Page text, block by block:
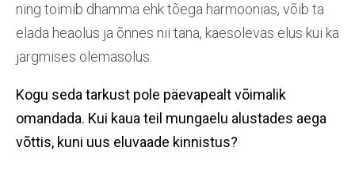
ning toimib dhamma ehk tõega harmoonias, võib ta
elada heaolus ja õnnes nii täna, käesolevas elus kui ka
järgmises olemasolus.
Kogu seda tarkust pole päevapealt võimalik
omandada. Kui kaua teil mungaelu alustades aega
võttis, kuni uus eluvaade kinnistus?